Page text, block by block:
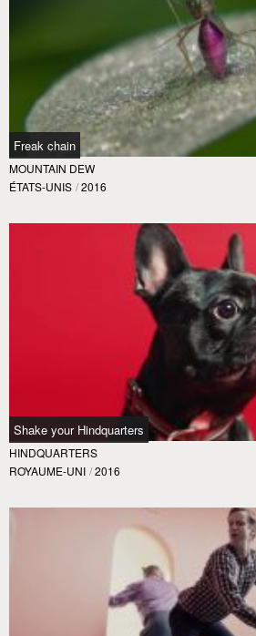
Freak chain
MOUNTAIN DEW
ÉTATS-UNIS / 2016
Shake your Hindquarters
HINDQUARTERS
ROYAUME-UNI / 2016